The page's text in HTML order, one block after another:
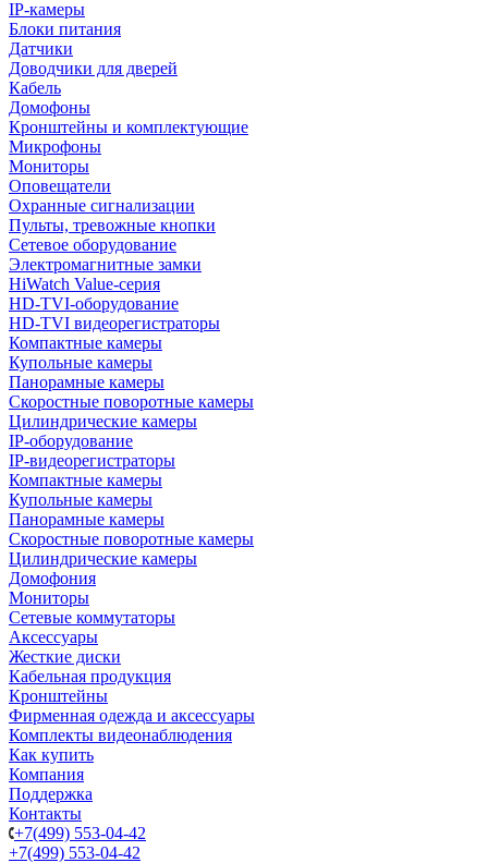
IP-камеры
Блоки питания
Датчики
Доводчики для дверей
Кабель
Домофоны
Кронштейны и комплектующие
Микрофоны
Мониторы
Оповещатели
Охранные сигнализации
Пульты, тревожные кнопки
Сетевое оборудование
Электромагнитные замки
HiWatch Value-серия
HD-TVI-оборудование
HD-TVI видеорегистраторы
Компактные камеры
Купольные камеры
Панорамные камеры
Скоростные поворотные камеры
Цилиндрические камеры
IP-оборудование
IP-видеорегистраторы
Компактные камеры
Купольные камеры
Панорамные камеры
Скоростные поворотные камеры
Цилиндрические камеры
Домофония
Мониторы
Сетевые коммутаторы
Аксессуары
Жесткие диски
Кабельная продукция
Кронштейны
Фирменная одежда и аксессуары
Комплекты видеонаблюдения
Как купить
Компания
Поддержка
Контакты
+7(499) 553-04-42
+7(499) 553-04-42